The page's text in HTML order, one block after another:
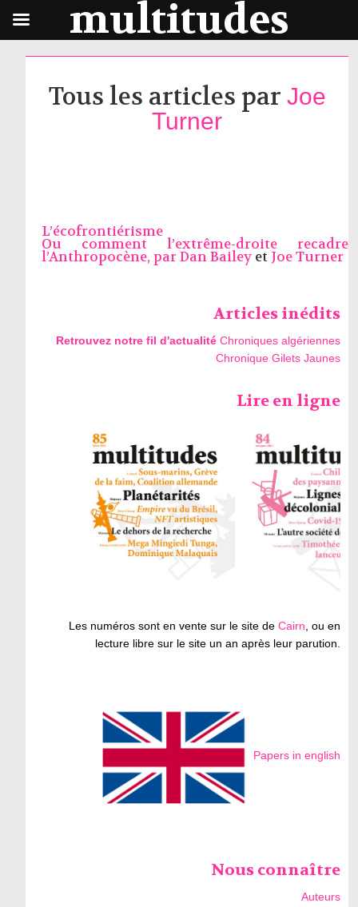
Tous les articles par Joe
Turner
L’écofrontiérisme
Ou comment l’extrême-droite recadre
l’Anthropocène, parDan Baileyet Joe Turner
Articles inédits
Retrouvez notre fil d'actualité Chroniques algériennes
Chronique Gilets Jaunes
Lire en ligne
Les numéros sont en vente sur le site deCairn, ou en
lecture libre sur le site un an après leur parution.
Papers in english
Nous connaître
Auteurs
multitudes